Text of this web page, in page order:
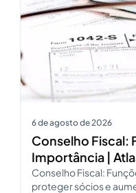
6 de agosto de 2026
Conselho Fiscal:
Importância |
Conselho Fiscal:
proteger sócios e